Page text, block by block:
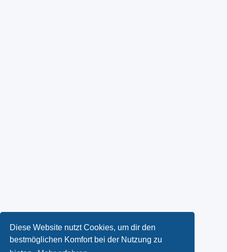
Diese Website nutzt Cookies, um dir den
bestmöglichen Komfort bei der Nutzung zu